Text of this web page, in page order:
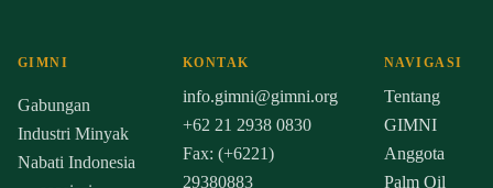
GIMNI
Gabungan
Industri Minyak
Nabati Indonesia
KONTAK
info.gimni@gimni.org
+62 21 2938 0830
Fax: (+6221)
29380883
NAVIGASI
Tentang
GIMNI
Anggota
Palm Oil